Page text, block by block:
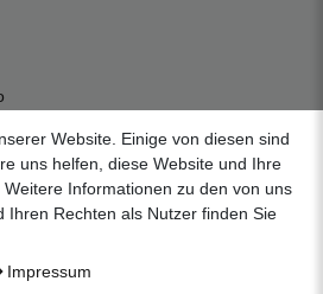
Website. Einige von diesen sind
uns helfen, diese Website und Ihre
Informationen zu den von uns
Ihren Rechten als Nutzer finden Sie
Impressum